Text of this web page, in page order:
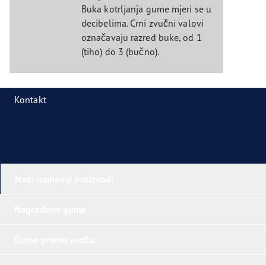
Buka kotrljanja gume mjeri se u
decibelima. Crni zvučni valovi
označavaju razred buke, od 1
(tiho) do 3 (bučno).
Kontakt